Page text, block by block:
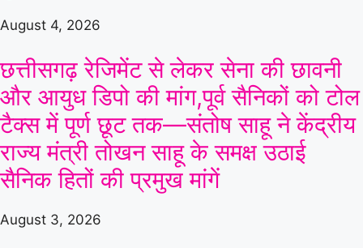
August 4, 2026
छत्तीसगढ़ रेजिमेंट से लेकर सेना की छावनी
और आयुध डिपो की मांग,पूर्व सैनिकों को टोल
टैक्स में पूर्ण छूट तक—संतोष साहू ने केंद्रीय
राज्य मंत्री तोखन साहू के समक्ष उठाई
सैनिक हितों की प्रमुख मांगें
August 3, 2026